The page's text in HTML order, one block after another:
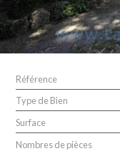
Référence
Type de Bien
Surface
Nombres de pièces